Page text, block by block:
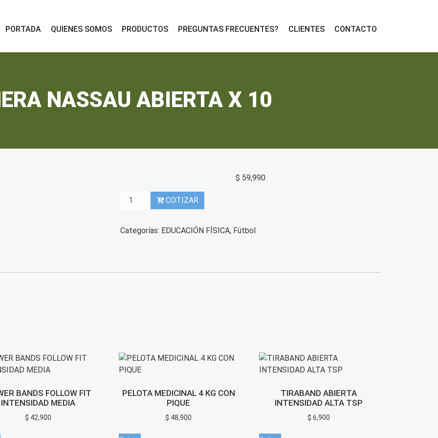
PORTADA QUIENES SOMOS PRODUCTOS PREGUNTAS FRECUENTES? CLIENTES CONTACTO
NASSAU ABIERTA X 10
$ 59,990
PECHERA
X
COTIZAR
Categorías: EDUCACIÓN FÍSICA, Fútbol
BANDS FOLLOW FIT
INTENSIDAD MEDIA
$ 42,900
PELOTA MEDICINAL 4 KG CON
PIQUE
$ 48,900
TIRABAND ABIERTA
INTENSIDAD ALTA TSP
$ 6,900